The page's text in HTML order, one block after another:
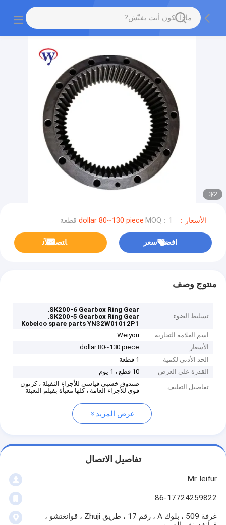
2
/
3
الأسعار：dollar 80~130 piece MOQ：1 قطعة
افضل سعر ﺎﺘﺼﻟ ﺍﻶﻧ
منتوج وصف
تسليط الضوء
SK200-6 Gearbox Ring Gear
,
SK200-5 Gearbox Ring Gear
,
Kobelco spare parts YN32W01012P1
اسم العلامة التجارية
Weiyou
الأسعار
dollar 80~130 piece
الحد الأدنى لكمية
1 قطعة
القدرة على العرض
10 قطع ، 1 يوم
تفاصيل التغليف
صندوق خشبي قياسي للأجزاء الثقيلة ، كرتون
قوي للأجزاء العامة ، كلها معبأة بفيلم التعبئة
عرض المزيد
تفاصيل الاتصال
Mr. leifur
86-17724259822
غرفة 509 ، بلوك A ، رقم 17 ، طريق Zhuji ، قوانغتشو ،